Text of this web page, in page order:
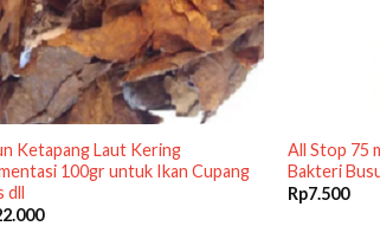
Ketapang Laut Kering
100gr untuk Ikan Cupang
dll
All Stop 75
Bakteri
Rp7.500